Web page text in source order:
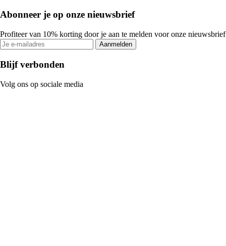
Abonneer je op onze nieuwsbrief
Profiteer van 10% korting door je aan te melden voor onze nieuwsbrief
Aanmelden
Blijf verbonden
Volg ons op sociale media